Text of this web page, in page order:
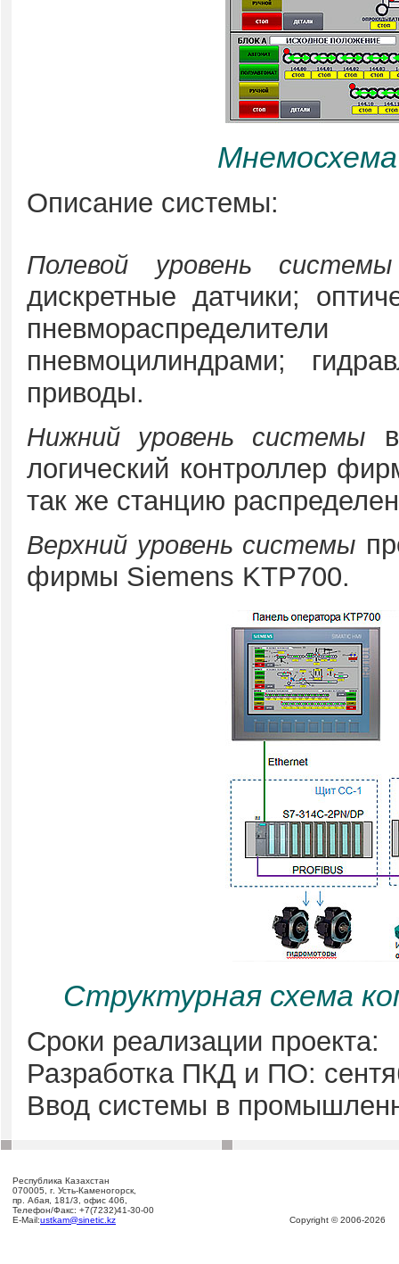
Описание системы:
Полевой уровень системы
дискретные датчики;
пневмоцилиндрами;
приводы.
Нижний уровень системы
логический контроллер
так же станцию
Верхний уровень системы
фирмы Siemens KTP700.
Структурная схема
Сроки реализации проекта:
Разработка ПКД и ПО:
Ввод системы в
Республика Казахстан
070005, г. Усть-Каменогорск,
пр. Абая, 181/3, офис 406,
Телефон/Факс: +7(7232)41-30-00
E-Mail:ustkam@sinetic.kz Copyright © 2006-2026